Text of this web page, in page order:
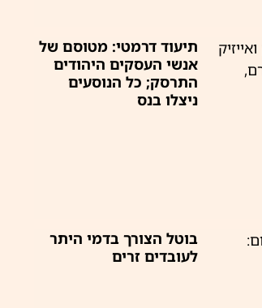
תיעוד דרמטי: מטוסם של
אנשי העסקים היהודים
התרסק; כל הנוסעים
ניצלו בנס
בוטל הצורך בדמי היתר
לעובדים זרים